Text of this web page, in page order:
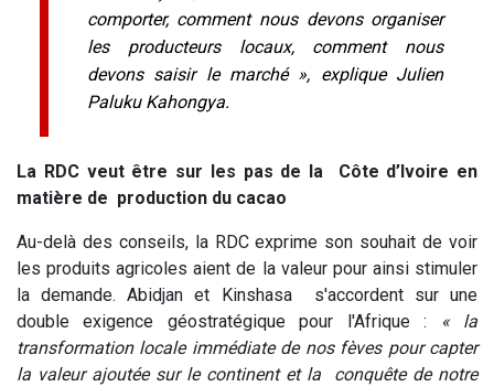
comporter, comment nous devons organiser
les producteurs locaux, comment nous
devons saisir le marché », explique Julien
Paluku Kahongya.
La RDC veut être sur les pas de la Côte d’Ivoire en
matière de production du cacao
Au-delà des conseils, la RDC exprime son souhait de voir
les produits agricoles aient de la valeur pour ainsi stimuler
la demande. Abidjan et Kinshasa s'accordent sur une
double exigence géostratégique pour l'Afrique :
« la
transformation locale immédiate de nos fèves pour capter
la valeur ajoutée sur le continent et la conquête de notre